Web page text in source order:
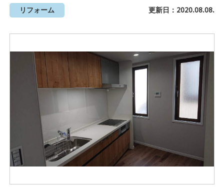
リフォーム 更新日：2020.08.08.